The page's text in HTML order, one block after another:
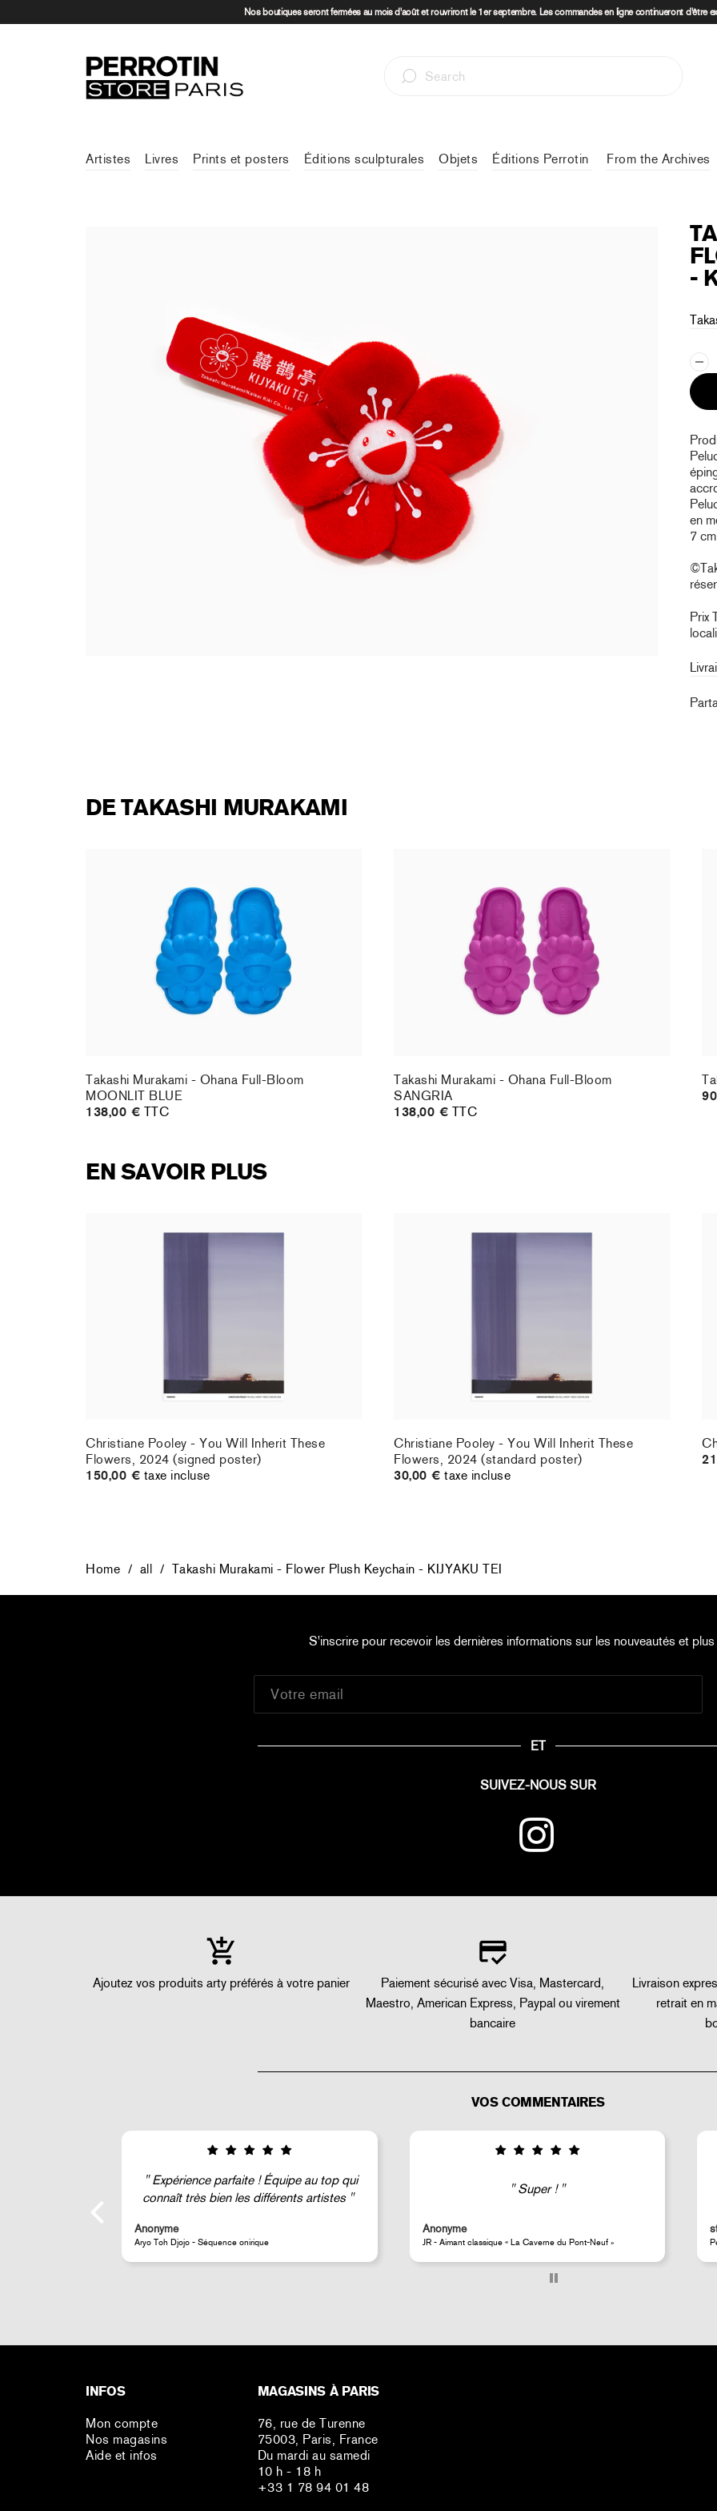
Nos boutiques seront fermées au mois d'août et rouvriront le 1er septembre. Les commandes en ligne continueront d'être
Artistes Livres Prints et posters Éditions sculpturales Objets Éditions Perrotin From the Archives
-
en
7
Prix
DE TAKASHI MURAKAMI
MOONLIT BLUE
TTC
Takashi Murakami - Ohana Full-Bloom
MOONLIT BLUE
138,00 € TTC
TTC
Takashi Murakami - Ohana Full-Bloom
SANGRIA
138,00 € TTC
EN SAVOIR PLUS
Christiane Pooley - You Will Inherit These
Christiane Pooley - You Will Inherit These
Flowers, 2024 (signed poster)
150,00 € taxe incluse
Christiane Pooley - You Will Inherit These
Christiane Pooley - You Will Inherit These
Flowers, 2024 (standard poster)
30,00 € taxe incluse
Home / all / Takashi Murakami - Flower Plush Keychain - KIJYAKU TEI
S'inscrire pour recevoir les dernières informations sur les nouveautés et
ET
SUIVEZ-NOUS SUR
Ajoutez vos produits arty préférés à votre panier
Paiement sécurisé avec Visa, Mastercard,
Maestro, American Express, Paypal ou virement
bancaire
Livraison
retrait en
VOS COMMENTAIRES
Super !
Anonyme
JR - Aimant classique « La Caverne du Pont-Neuf »
Good selection of fairly rare products;
very fast shipping (within 24 hours) and
steeven d.
Perrotin Store Paris
INFOS
Mon compte
Nos magasins
Aide et infos
MAGASINS À PARIS
76, rue de Turenne
75003, Paris, France
Du mardi au samedi
10 h - 18 h
+33 1 78 94 01 48